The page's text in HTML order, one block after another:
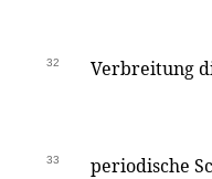
32 Verbreitung
33 periodische